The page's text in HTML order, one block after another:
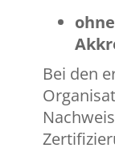
Bei den